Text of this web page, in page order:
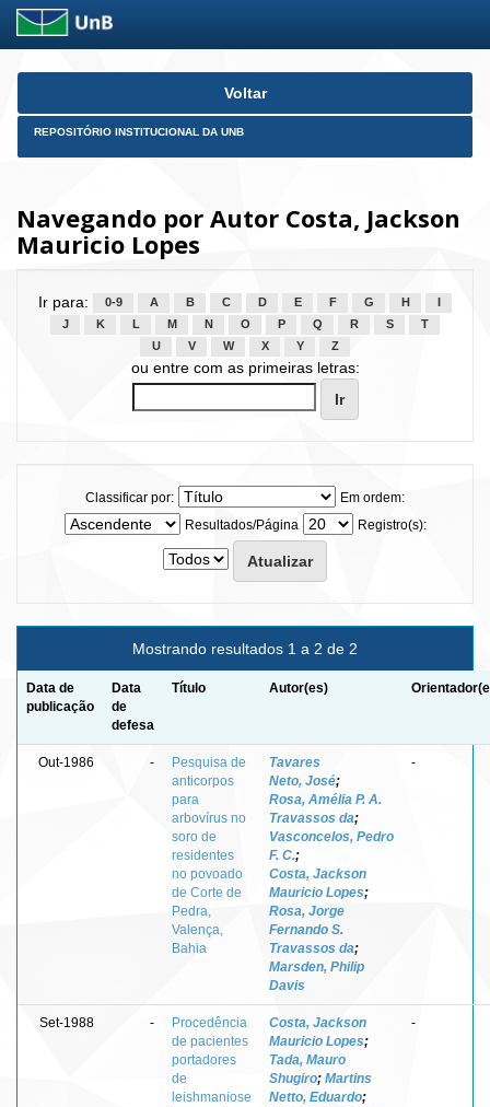
Skip
Voltar
REPOSITÓRIO INSTITUCIONAL DA UNB
Navegando por Autor Costa, Jackson
Mauricio Lopes
Ir para: 0-9 A B C D E F G H
J
K L M N O P Q R S
T
U
V W X Y Z
ou entre com as primeiras letras:
Classificar por:
Em ordem:
Resultados/Página
Registro(s):
Mostrando resultados 1 a 2 de 2
Data de
publicação
Data
de
defesa
Título Autor(es)
Out-1986 -
Pesquisa de
anticorpos
para
arbovírus no
soro de
residentes
no povoado
de Corte de
Pedra,
Valença,
Bahia
Tavares
Neto, José;
Rosa, Amélia P. A.
Travassos da;
Vasconcelos, Pedro
F. C.;
Costa, Jackson
Mauricio Lopes;
Rosa, Jorge
Fernando S.
Travassos da;
Marsden, Philip
Davis
-
Set-1988 -
Procedência
de pacientes
portadores
de
leishmaniose
Costa, Jackson
Mauricio Lopes;
Tada, Mauro
Shugiro; Martins
Netto, Eduardo;
-